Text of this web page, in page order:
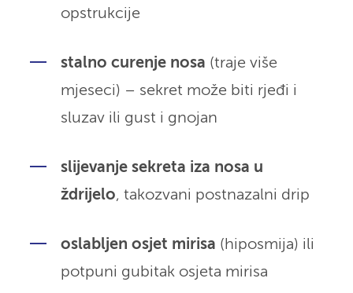
opstrukcije
stalno curenje nosa (traje više
mjeseci) – sekret može biti rjeđi i
sluzav ili gust i gnojan
slijevanje sekreta iza nosa u
ždrijelo, takozvani postnazalni drip
oslabljen osjet mirisa (hiposmija) ili
potpuni gubitak osjeta mirisa